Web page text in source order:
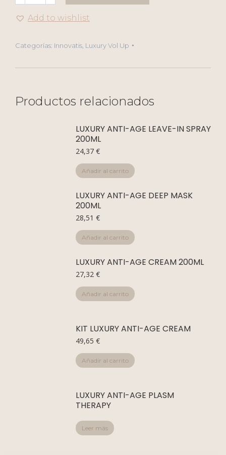
Shampoo
cantidad
Add to wishlist
Categorías: Innovatis Luxury Vol Up
Productos relacionados
LUXURY ANTI-AGE LEAVE-IN SPRAY
200ML
24,37 €
Añadir al carrito
LUXURY ANTI-AGE DEEP MASK
200ML
28,51 €
Añadir al carrito
LUXURY ANTI-AGE CREAM 200ML
27,32 €
Añadir al carrito
KIT LUXURY ANTI-AGE CREAM
49,65 €
Añadir al carrito
LUXURY ANTI-AGE PLASM
THERAPY
Leer más